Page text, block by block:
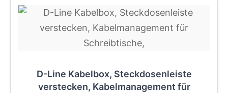
D-Line Kabelbox, Steckdosenleiste
verstecken, Kabelmanagement für